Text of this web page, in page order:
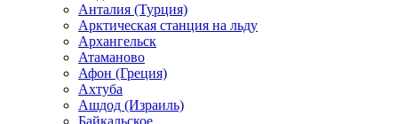
Анталия (Турция)
Арктическая станция на льду
Архангельск
Атаманово
Афон (Греция)
Ахтуба
Ашдод (Израиль)
Байкальское